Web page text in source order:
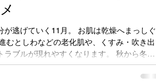
が逃げていく11月。 お肌は乾燥へまっしぐ
むとしわなどの老化肌や、くすみ・吹き出
ラブルが現れやすくなります。 秋から冬に
泌が減り続け、皮脂膜が少なくなり、保護
ます。 この季節に必須アイテムは保湿クリ